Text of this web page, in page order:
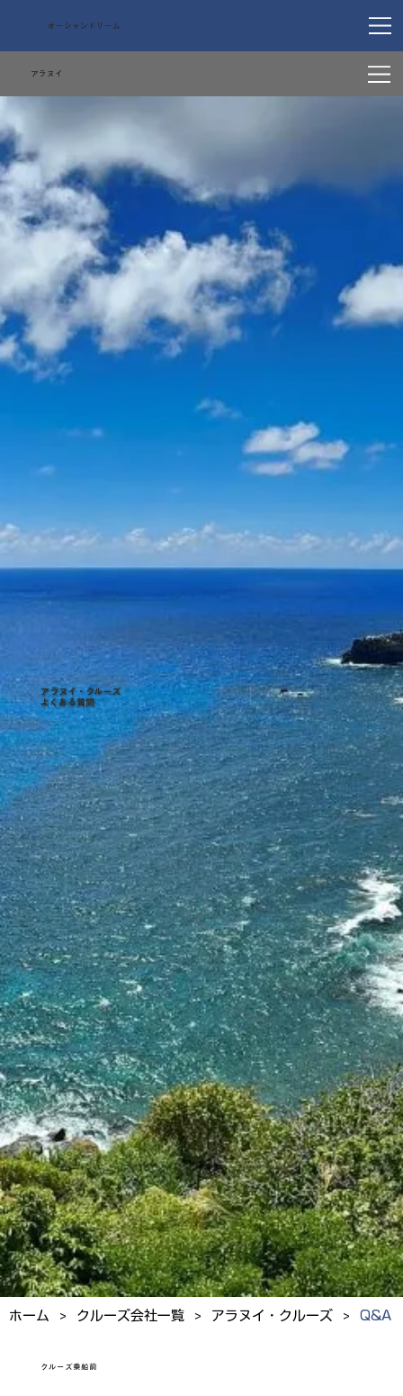
オーシャンドリーム
​アラヌイ
アラヌイ・クルーズ
よくある質問
ホーム > クルーズ会社一覧 > アラヌイ・クルーズ > Q&A
クルーズ乗船前